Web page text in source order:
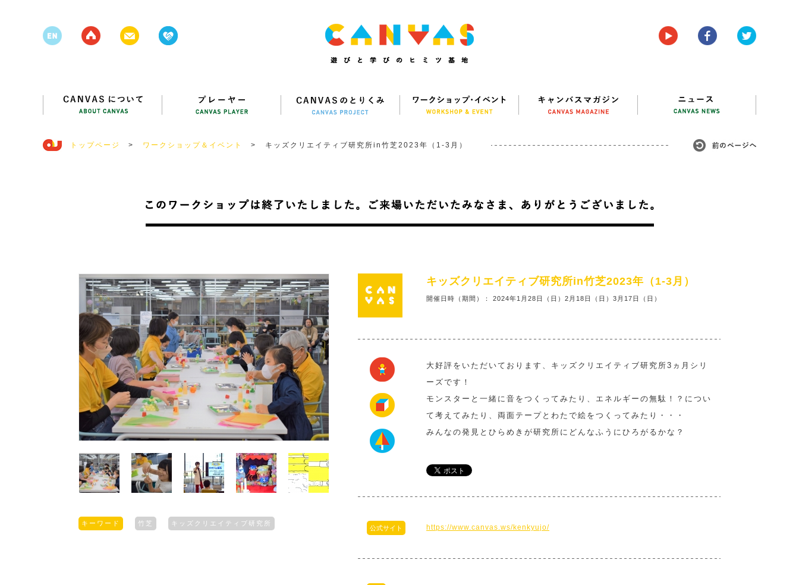
トップページ > ワークショップ＆イベント > キッズクリエイティブ研究所in竹芝2023年（1-3月）
キーワード 竹芝 キッズクリエイティブ研究所
キッズクリエイティブ研究所in竹芝2023年（1-3月）
開催日時（期間）： 2024年1月28日（日）2月18日（日）3月17日（日）
大好評をいただいております、キッズクリエイティブ研究所3ヵ月シリ
ーズです！
モンスターと一緒に音をつくってみたり、エネルギーの無駄！？につい
て考えてみたり、両面テープとわたで絵をつくってみたり・・・
みんなの発見とひらめきが研究所にどんなふうにひろがるかな？
公式サイト https://www.canvas.ws/kenkyujo/